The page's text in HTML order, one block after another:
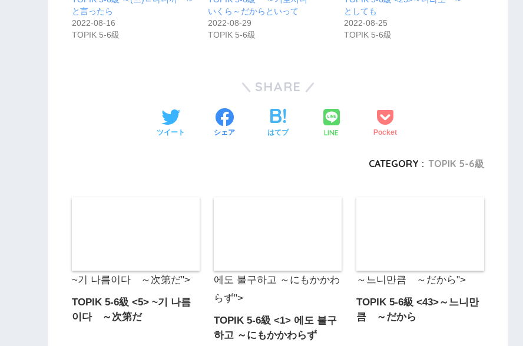
と言ったら
2022-08-16
TOPIK 5-6級
いくら～だからといって
2022-08-29
TOPIK 5-6級
としても
2022-08-25
TOPIK 5-6級
SHARE
ツイート シェア はてブ LINE Pocket
CATEGORY : TOPIK 5-6級
~기 나름이다 ～次第だ">
TOPIK 5-6級 <5> ~기 나름
이다 ～次第だ
에도 불구하고 ～にもかかわ
らず">
TOPIK 5-6級 <1> 에도 불구
하고 ～にもかかわらず
～느니만큼 ～だから">
TOPIK 5-6級 <43>～느니만
큼 ～だから